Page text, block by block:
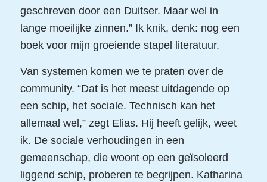
geschreven door een Duitser. Maar wel in
lange moeilijke zinnen.” Ik knik, denk: nog een
boek voor mijn groeiende stapel literatuur.
Van systemen komen we te praten over de
community. “Dat is het meest uitdagende op
een schip, het sociale. Technisch kan het
allemaal wel,” zegt Elias. Hij heeft gelijk, weet
ik. De sociale verhoudingen in een
gemeenschap, die woont op een geïsoleerd
liggend schip, proberen te begrijpen. Katharina